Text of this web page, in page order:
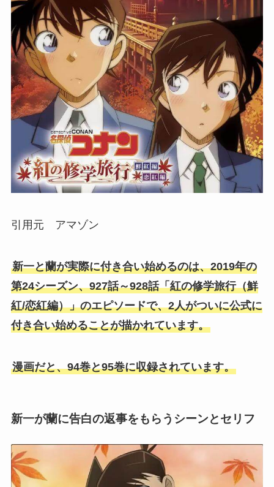
引用元 アマゾン
新一と蘭が実際に付き合い始めるのは、2019年の
第24シーズン、927話～928話「紅の修学旅行（鮮
紅/恋紅編）」のエピソードで、2人がついに公式に
付き合い始めることが描かれています。
漫画だと、94巻と95巻に収録されています。
新一が蘭に告白の返事をもらうシーンとセリフ